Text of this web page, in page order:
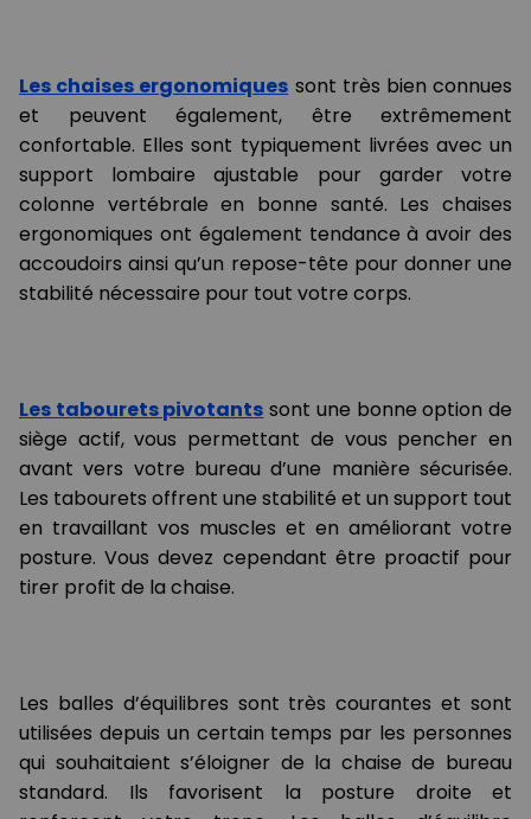
Les chaises ergonomiques sont très bien connues
et peuvent également, être extrêmement
confortable. Elles sont typiquement livrées avec un
support lombaire ajustable pour garder votre
colonne vertébrale en bonne santé. Les chaises
ergonomiques ont également tendance à avoir des
accoudoirs ainsi qu’un repose-tête pour donner une
stabilité nécessaire pour tout votre corps.
Les tabourets pivotants sont une bonne option de
siège actif, vous permettant de vous pencher en
avant vers votre bureau d’une manière sécurisée.
Les tabourets offrent une stabilité et un support tout
en travaillant vos muscles et en améliorant votre
posture. Vous devez cependant être proactif pour
tirer profit de la chaise.
Les balles d’équilibres sont très courantes et sont
utilisées depuis un certain temps par les personnes
qui souhaitaient s’éloigner de la chaise de bureau
standard. Ils favorisent la posture droite et